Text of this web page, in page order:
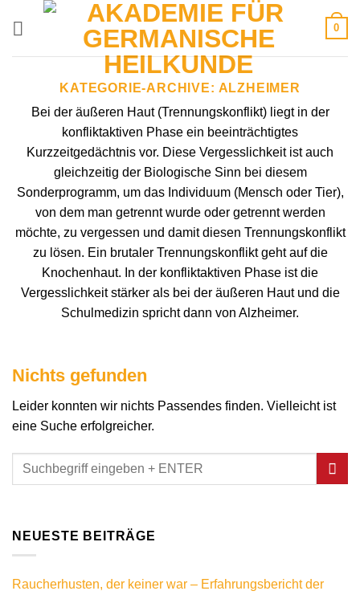
0
KATEGORIE-ARCHIVE: ALZHEIMER
Bei der äußeren Haut (Trennungskonflikt) liegt in der
konfliktaktiven Phase ein beeinträchtigtes
Kurzzeitgedächtnis vor. Diese Vergesslichkeit ist auch
gleichzeitig der Biologische Sinn bei diesem
Sonderprogramm, um das Individuum (Mensch oder Tier),
von dem man getrennt wurde oder getrennt werden
möchte, zu vergessen und damit diesen Trennungskonflikt
zu lösen. Ein brutaler Trennungskonflikt geht auf die
Knochenhaut. In der konfliktaktiven Phase ist die
Vergesslichkeit stärker als bei der äußeren Haut und die
Schulmedizin spricht dann von Alzheimer.
Nichts gefunden
Leider konnten wir nichts Passendes finden. Vielleicht ist
eine Suche erfolgreicher.
NEUESTE BEITRÄGE
Raucherhusten, der keiner war – Erfahrungsbericht der